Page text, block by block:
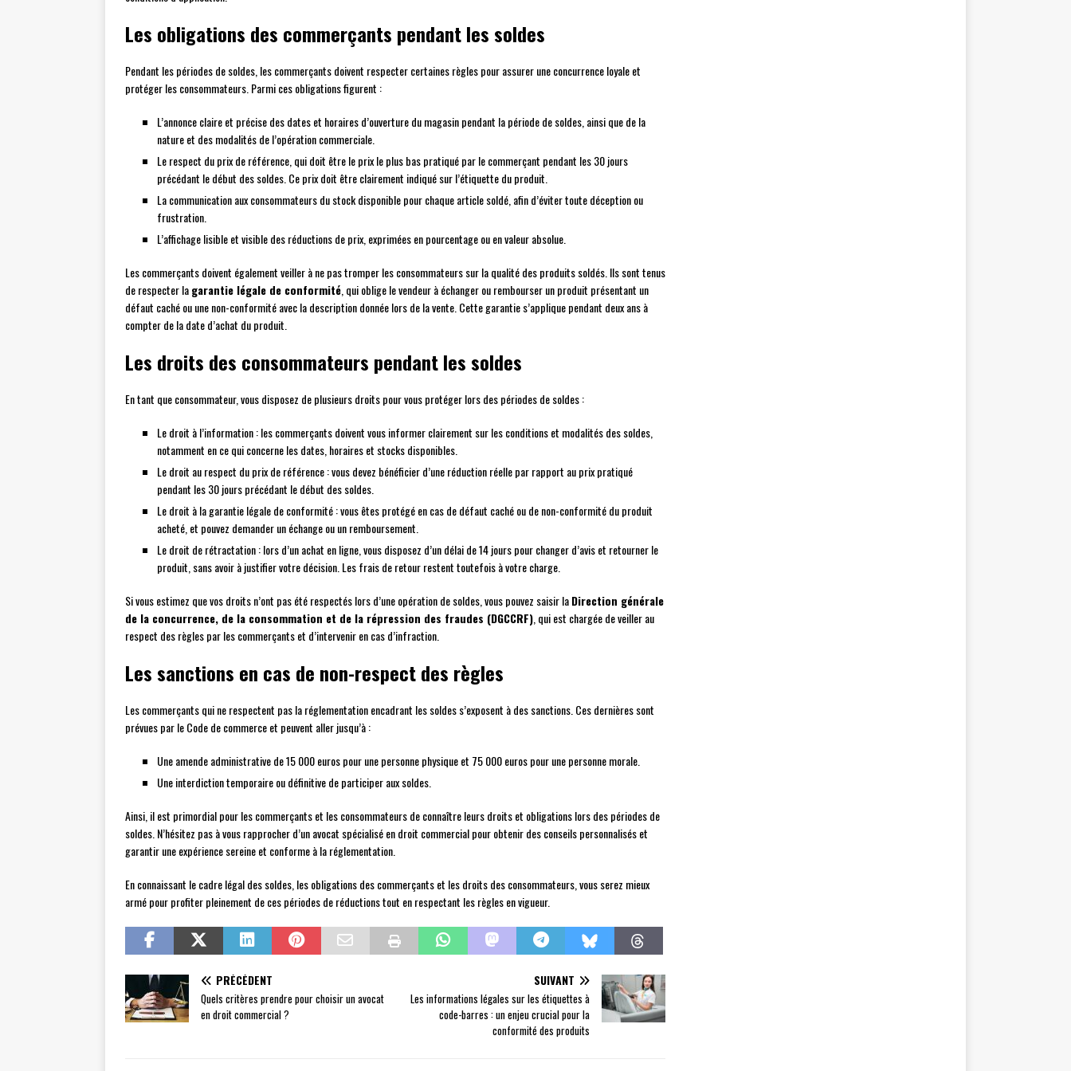
Les obligations des commerçants pendant les soldes
Pendant les périodes de soldes, les commerçants doivent respecter certaines règles pour assurer une concurrence loyale et
protéger les consommateurs. Parmi ces obligations figurent :
L’annonce claire et précise des dates et horaires d’ouverture du magasin pendant la période de soldes, ainsi que de la
nature et des modalités de l’opération commerciale.
Le respect du prix de référence, qui doit être le prix le plus bas pratiqué par le commerçant pendant les 30 jours
précédant le début des soldes. Ce prix doit être clairement indiqué sur l’étiquette du produit.
La communication aux consommateurs du stock disponible pour chaque article soldé, afin d’éviter toute déception ou
frustration.
L’affichage lisible et visible des réductions de prix, exprimées en pourcentage ou en valeur absolue.
Les commerçants doivent également veiller à ne pas tromper les consommateurs sur la qualité des produits soldés. Ils sont tenus
de respecter lagarantie légale de conformité , qui oblige le vendeur à échanger ou rembourser un produit présentant un
défaut caché ou une non-conformité avec la description donnée lors de la vente. Cette garantie s’applique pendant deux ans à
compter de la date d’achat du produit.
Les droits des consommateurs pendant les soldes
En tant que consommateur, vous disposez de plusieurs droits pour vous protéger lors des périodes de soldes :
Le droit à l’information : les commerçants doivent vous informer clairement sur les conditions et modalités des soldes,
notamment en ce qui concerne les dates, horaires et stocks disponibles.
Le droit au respect du prix de référence : vous devez bénéficier d’une réduction réelle par rapport au prix pratiqué
pendant les 30 jours précédant le début des soldes.
Le droit à la garantie légale de conformité : vous êtes protégé en cas de défaut caché ou de non-conformité du produit
acheté, et pouvez demander un échange ou un remboursement.
Le droit de rétractation : lors d’un achat en ligne, vous disposez d’un délai de 14 jours pour changer d’avis et retourner le
produit, sans avoir à justifier votre décision. Les frais de retour restent toutefois à votre charge.
Si vous estimez que vos droits n’ont pas été respectés lors d’une opération de soldes, vous pouvez saisir laDirection générale
de la concurrence, de la consommation et de la répression des fraudes (DGCCRF) , qui est chargée de veiller au
respect des règles par les commerçants et d’intervenir en cas d’infraction.
Les sanctions en cas de non-respect des règles
Les commerçants qui ne respectent pas la réglementation encadrant les soldes s’exposent à des sanctions. Ces dernières sont
prévues par le Code de commerce et peuvent aller jusqu’à :
Une amende administrative de 15 000 euros pour une personne physique et 75 000 euros pour une personne morale.
Une interdiction temporaire ou définitive de participer aux soldes.
Ainsi, il est primordial pour les commerçants et les consommateurs de connaître leurs droits et obligations lors des périodes de
soldes. N’hésitez pas à vous rapprocher d’un avocat spécialisé en droit commercial pour obtenir des conseils personnalisés et
garantir une expérience sereine et conforme à la réglementation.
En connaissant le cadre légal des soldes, les obligations des commerçants et les droits des consommateurs, vous serez mieux
armé pour profiter pleinement de ces périodes de réductions tout en respectant les règles en vigueur.
PRÉCÉDENT
Quels critères prendre pour choisir un avocat
en droit commercial ?
SUIVANT
Les informations légales sur les étiquettes à
code-barres : un enjeu crucial pour la
conformité des produits